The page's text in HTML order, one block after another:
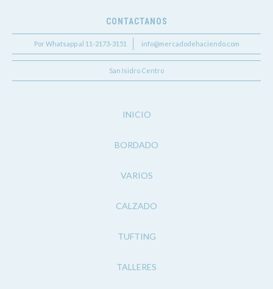
CONTACTANOS
Por Whatsapp al 11-2173-3151 info@mercadodehaciendo.com
San Isidro Centro
INICIO
BORDADO
VARIOS
CALZADO
TUFTING
TALLERES